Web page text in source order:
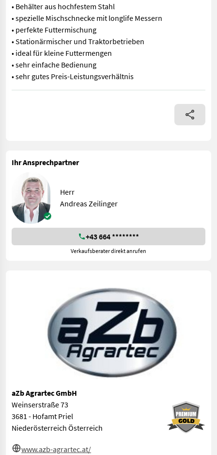
• Behälter aus hochfestem Stahl
• spezielle Mischschnecke mit longlife Messern
• perfekte Futtermischung
• Stationärmischer und Traktorbetrieben
• ideal für kleine Futtermengen
• sehr einfache Bedienung
• sehr gutes Preis-Leistungsverhältnis
Verkaufe elektrischen Futtermischer / Futtermischwagen aZb
Ihr Ansprechpartner
Herr
Andreas Zeilinger
+43 664 ********
Verkaufsberater direkt anrufen
aZb Agrartec GmbH
Weinserstraße 73
3681 - Hofamt Priel
Niederösterreich Österreich
www.azb-agrartec.at/